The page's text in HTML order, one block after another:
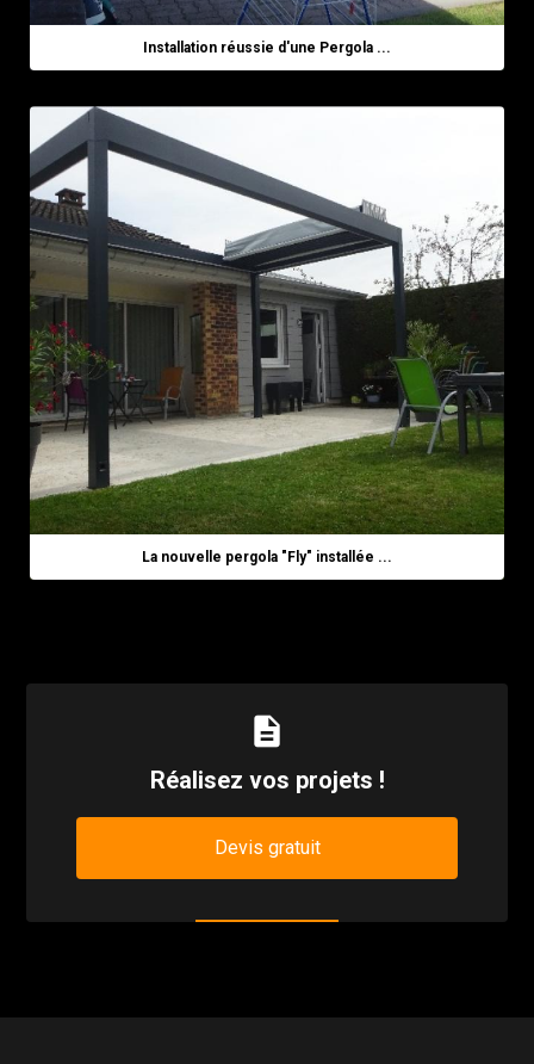
Installation réussie d'une Pergola ...
La nouvelle pergola "Fly" installée ...
description
Réalisez vos projets !
Devis gratuit